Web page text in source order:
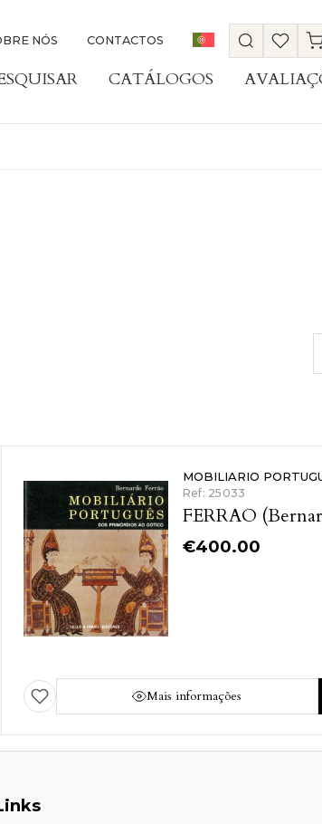
NÓS CONTACTOS
CATÁLOGOS
MOBILIARIO
Ref: 25033
FERRAO
€400.00
Mais informações